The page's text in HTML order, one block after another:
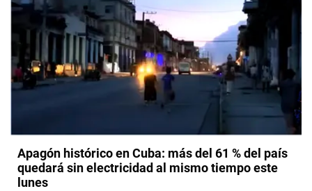
Apagón histórico en Cuba: más del 61 % del país
quedará sin electricidad al mismo tiempo este
lunes